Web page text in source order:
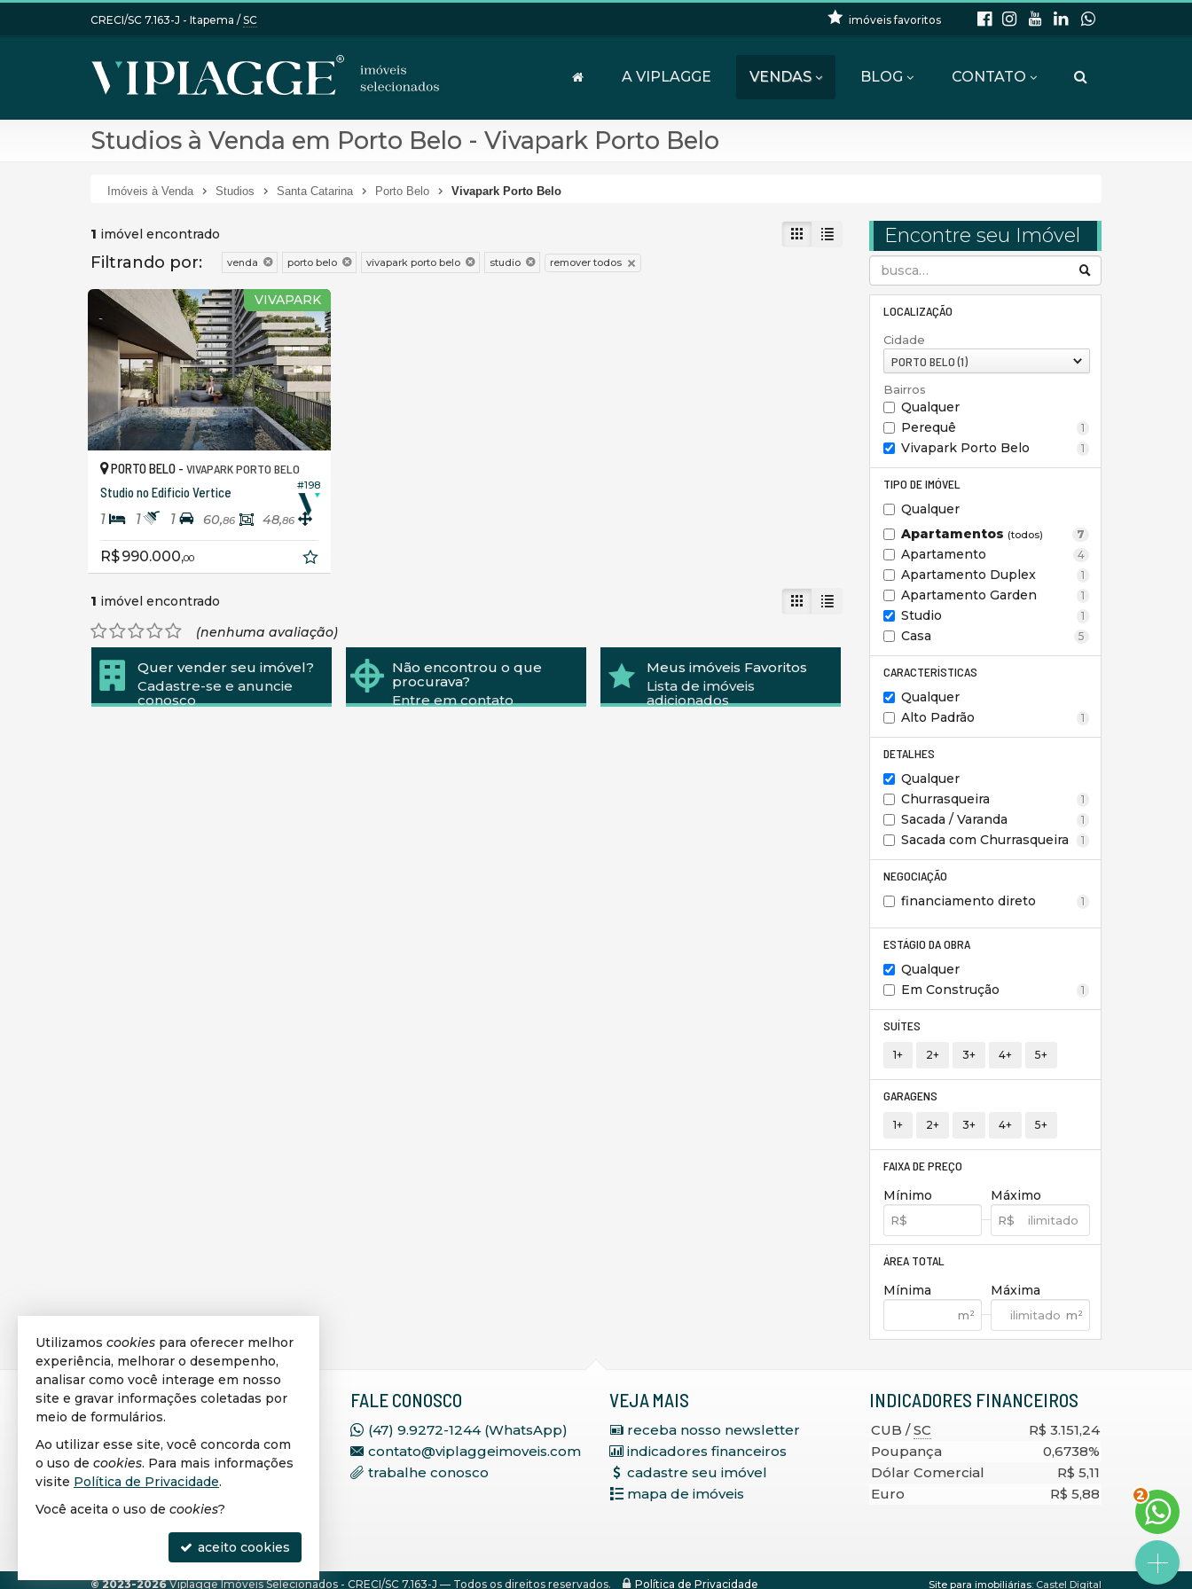
CRECI/SC 7.163-J - Itapema / SC imóveis favoritos
A VIPLAGGE VENDAS BLOG CONTATO
Studios à Venda em Porto Belo - Vivapark Porto Belo
Imóveis à Venda Studios Santa Catarina Porto Belo Vivapark Porto Belo
Encontre seu Imóvel
LOCALIZAÇÃO
Cidade
PORTO BELO (1)
Bairros
Qualquer
Perequê
1
Vivapark Porto Belo 1
TIPO DE IMÓVEL
Qualquer
Apartamentos (todos) 7
Apartamento 4
Apartamento Duplex 1
Apartamento Garden 1
Studio 1
Casa 5
CARACTERÍSTICAS
Qualquer
Alto Padrão
1
DETALHES
Qualquer
Churrasqueira
1
Sacada / Varanda 1
Sacada com Churrasqueira 1
NEGOCIAÇÃO
financiamento direto 1
ESTÁGIO DA OBRA
Qualquer
Em Construção
1
SUÍTES
1+ 2+ 3+ 4+ 5+
GARAGENS
1+ 2+ 3+ 4+ 5+
FAIXA DE PREÇO
Mínimo Máximo
ÁREA TOTAL
Mínima Máxima
1 imóvel encontrado
Filtrando por: venda porto belo vivapark porto belo studio remover todos
VIVAPARK
#198
PORTO BELO - VIVAPARK PORTO BELO
Studio no Edificio Vertice
1 1 1 60,86 48,86
R$ 990.000,00
1 imóvel encontrado
(nenhuma avaliação)
Quer vender seu imóvel?
Cadastre-se e anuncie
conosco
Não encontrou o que
procurava?
Entre em contato
Meus imóveis Favoritos
Lista de imóveis
adicionados
VIPLAGGE IMÓVEIS
SELECIONADOS
Rua 236, 71, Sala 402, Ed.
Corporativo São José
Itapema -SC
mapa google
FALE CONOSCO
(47) 9.9272-1244 (WhatsApp)
contato@viplaggeimoveis.com
trabalhe conosco
VEJA MAIS
receba nosso newsletter
indicadores financeiros
cadastre seu imóvel
mapa de imóveis
INDICADORES FINANCEIROS
CUB /SC
R$ 3.151,24
Poupança
0,6738%
Dólar Comercial
R$ 5,11
Euro
R$ 5,88
©2023-2026 Viplagge Imóveis Selecionados - CRECI/SC 7.163-J — Todos os direitos reservados. Política de Privacidade Site para imobiliárias: Castel Digital
2
Utilizamos cookies para oferecer melhor
experiência, melhorar o desempenho,
analisar como você interage em nosso
site e gravar informações coletadas por
meio de formulários.
Ao utilizar esse site, você concorda com
o uso de cookies. Para mais informações
visite Política de Privacidade.
Você aceita o uso de cookies?
aceito cookies